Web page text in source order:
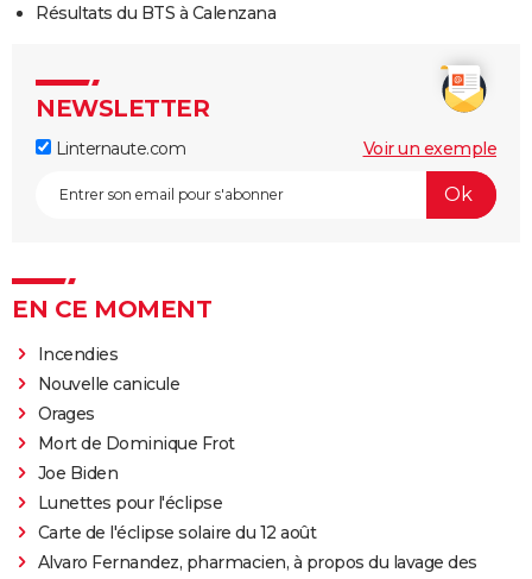
Résultats du BTS à Calenzana
NEWSLETTER
Linternaute.com Voir un exemple
EN CE MOMENT
Incendies
Nouvelle canicule
Orages
Mort de Dominique Frot
Joe Biden
Lunettes pour l'éclipse
Carte de l'éclipse solaire du 12 août
Alvaro Fernandez, pharmacien, à propos du lavage des